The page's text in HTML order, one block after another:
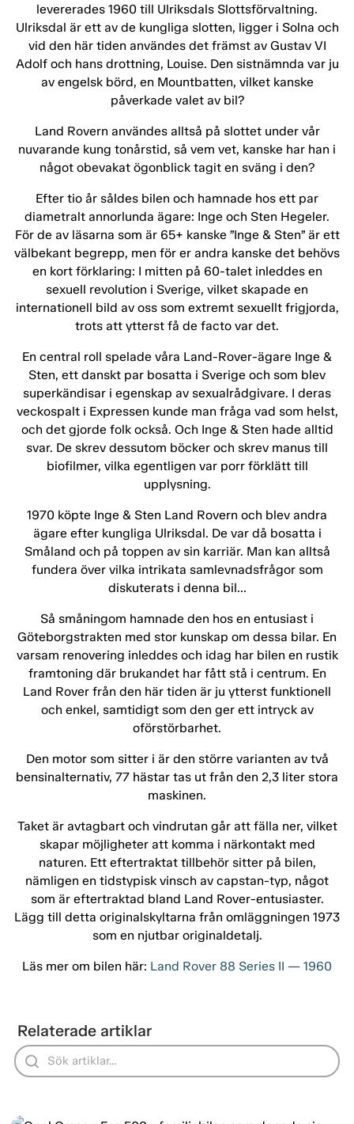
levererades 1960 till Ulriksdals Slottsförvaltning.
Ulriksdal är ett av de kungliga slotten, ligger i Solna och
vid den här tiden användes det främst av Gustav VI
Adolf och hans drottning, Louise. Den sistnämnda var ju
av engelsk börd, en Mountbatten, vilket kanske
påverkade valet av bil?
Land Rovern användes alltså på slottet under vår
nuvarande kung tonårstid, så vem vet, kanske har han i
något obevakat ögonblick tagit en sväng i den?
Efter tio år såldes bilen och hamnade hos ett par
diametralt annorlunda ägare: Inge och Sten Hegeler.
För de av läsarna som är 65+ kanske ”Inge & Sten” är ett
välbekant begrepp, men för er andra kanske det behövs
en kort förklaring: I mitten på 60-talet inleddes en
sexuell revolution i Sverige, vilket skapade en
internationell bild av oss som extremt sexuellt frigjorda,
trots att ytterst få de facto var det.
En central roll spelade våra Land-Rover-ägare Inge &
Sten, ett danskt par bosatta i Sverige och som blev
superkändisar i egenskap av sexualrådgivare. I deras
veckospalt i Expressen kunde man fråga vad som helst,
och det gjorde folk också. Och Inge & Sten hade alltid
svar. De skrev dessutom böcker och skrev manus till
biofilmer, vilka egentligen var porr förklätt till
upplysning.
1970 köpte Inge & Sten Land Rovern och blev andra
ägare efter kungliga Ulriksdal. De var då bosatta i
Småland och på toppen av sin karriär. Man kan alltså
fundera över vilka intrikata samlevnadsfrågor som
diskuterats i denna bil…
Så småningom hamnade den hos en entusiast i
Göteborgstrakten med stor kunskap om dessa bilar. En
varsam renovering inleddes och idag har bilen en rustik
framtoning där brukandet har fått stå i centrum. En
Land Rover från den här tiden är ju ytterst funktionell
och enkel, samtidigt som den ger ett intryck av
oförstörbarhet.
Den motor som sitter i är den större varianten av två
bensinalternativ, 77 hästar tas ut från den 2,3 liter stora
maskinen.
Taket är avtagbart och vindrutan går att fälla ner, vilket
skapar möjligheter att komma i närkontakt med
naturen. Ett eftertraktat tillbehör sitter på bilen,
nämligen en tidstypisk vinsch av capstan-typ, något
som är eftertraktad bland Land Rover-entusiaster.
Lägg till detta originalskyltarna från omläggningen 1973
som en njutbar originaldetalj.
Läs mer om bilen här: Land Rover 88 Series II — 1960
Relaterade artiklar